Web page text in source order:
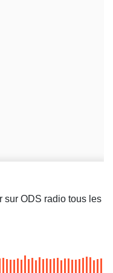
sur ODS radio tous les